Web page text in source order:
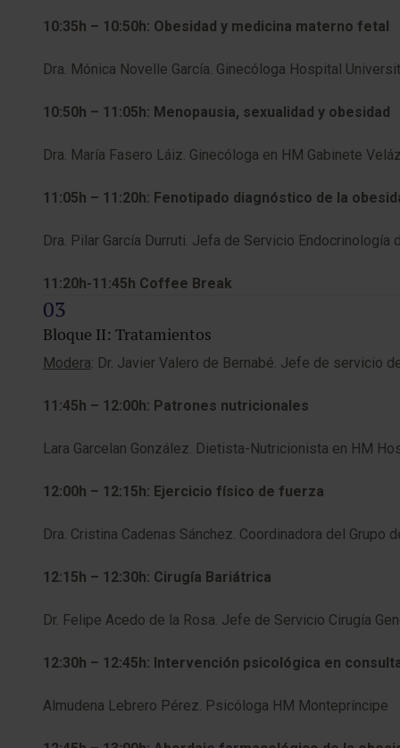
10:35h – 10:50h: Obesidad y medicina materno fetal
Dra. Mónica Novelle García. Ginecóloga Hospital
10:50h – 11:05h: Menopausia, sexualidad y obesidad
Dra. María Fasero Láiz. Ginecóloga en HM Gabinete
11:05h – 11:20h: Fenotipado diagnóstico de la
Dra. Pilar García Durruti. Jefa de Servicio Endocrinología
11:20h-11:45h Coffee Break
Bloque II: Tratamientos
Modera: Dr. Javier Valero de Bernabé. Jefe de servicio
11:45h – 12:00h: Patrones nutricionales
Lara Garcelan González. Dietista-Nutricionista en HM
12:00h – 12:15h: Ejercicio físico de fuerza
Dra. Cristina Cadenas Sánchez. Coordinadora del Grupo
12:15h – 12:30h: Cirugía Bariátrica
Dr. Felipe Acedo de la Rosa. Jefe de Servicio Cirugía
12:30h – 12:45h: Intervención psicológica en
Almudena Lebrero Pérez. Psicóloga HM Montepríncipe